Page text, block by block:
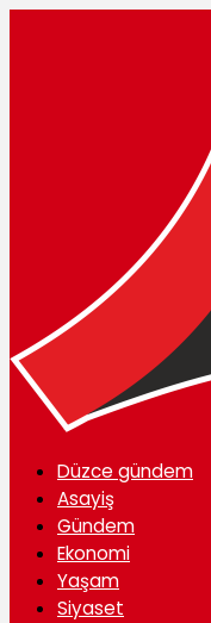
Düzce gündem
Asayiş
Gündem
Ekonomi
Yaşam
Siyaset